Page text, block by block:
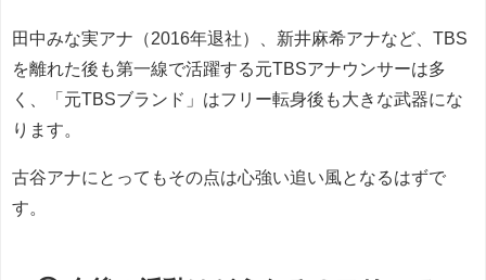
田中みな実アナ（2016年退社）、新井麻希アナなど、TBS
を離れた後も第一線で活躍する元TBSアナウンサーは多
く、「元TBSブランド」はフリー転身後も大きな武器にな
ります。
古谷アナにとってもその点は心強い追い風となるはずで
す。